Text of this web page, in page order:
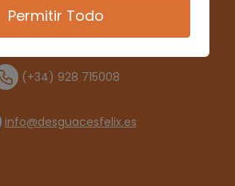
(+34) 928 715008
info@desguacesfelix.es
Permitir Todo